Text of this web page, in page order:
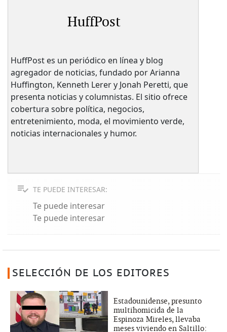
HuffPost
HuffPost es un periódico en línea y blog
agregador de noticias, fundado por Arianna
Huffington, Kenneth Lerer y Jonah Peretti, que
presenta noticias y columnistas.​ El sitio ofrece
cobertura sobre política, negocios,
entretenimiento, moda, el movimiento verde,
noticias internacionales y humor.
TE PUEDE INTERESAR:
Te puede interesar
Te puede interesar
SELECCIÓN DE LOS EDITORES
Estadounidense, presunto
multihomicida de la
Espinoza Mireles, llevaba
meses viviendo en Saltillo: